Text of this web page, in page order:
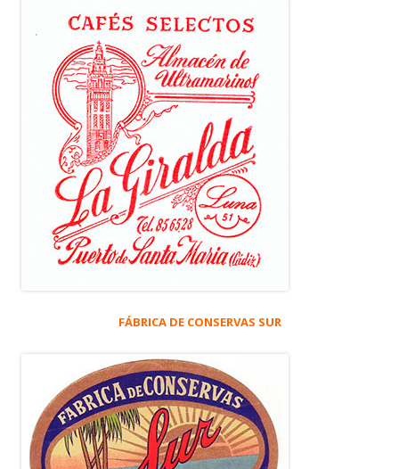
FÁBRICA DE CONSERVAS SUR